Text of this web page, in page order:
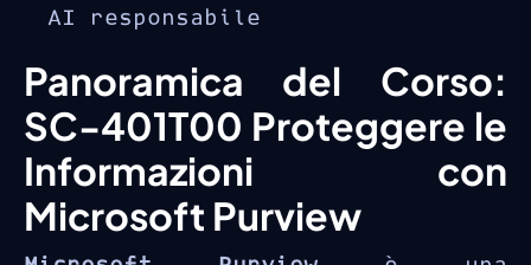
AI responsabile
Panoramica del Corso:
SC-401T00 Proteggere le
Informazioni con
Microsoft Purview